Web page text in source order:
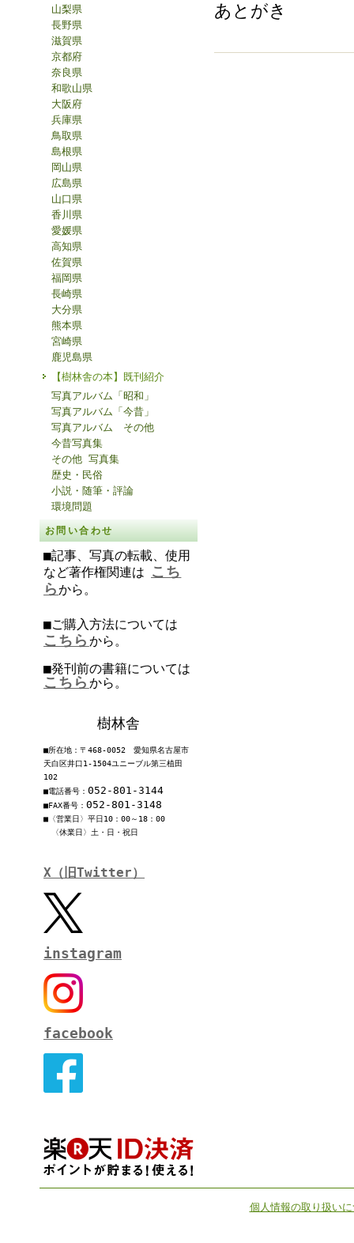
山梨県
長野県
滋賀県
京都府
奈良県
和歌山県
大阪府
兵庫県
鳥取県
島根県
岡山県
広島県
山口県
香川県
愛媛県
高知県
佐賀県
福岡県
長崎県
大分県
熊本県
宮崎県
鹿児島県
【樹林舎の本】既刊紹介
写真アルバム「昭和」
写真アルバム「今昔」
写真アルバム その他
今昔写真集
その他 写真集
歴史・民俗
小説・随筆・評論
環境問題
お問い合わせ
■記事、写真の転載、使用
など著作権関連は こち
らから。
■ご購入方法については
こちら から。
■発刊前の書籍については
こちら から。
樹林舎
■所在地：〒468-0052 愛知県名古屋市
天白区井口1-1504ユニーブル第三植田
102
■電話番号： 052-801-3144
■FAX番号： 052-801-3148
■〈営業日〉平日10：00～18：00
〈休業日〉土・日・祝日
X（旧Twitter）
instagram
facebook
あとがき
個人情報の取り扱い